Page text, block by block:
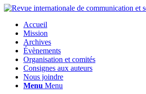
Accueil
Mission
Archives
Évènements
Organisation et comités
Consignes aux auteurs
Nous joindre
Menu Menu